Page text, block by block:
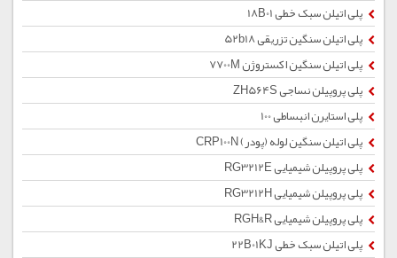
پلی اتیلن سبک خطی 18B01
پلی اتیلن سنگین تزریقی 52b18
پلی اتیلن سنگین اکستروژن 7700M
پلی پروپیلن نساجی ZH564S
پلی استایرن انبساطی 100
پلی اتیلن سنگین لوله (پودر) CRP100N
پلی پروپیلن شیمیایی RG3212E
پلی پروپیلن شیمیایی RG3212H
پلی پروپیلن شیمیایی RGH&R
پلی اتیلن سبک خطی 22B01KJ